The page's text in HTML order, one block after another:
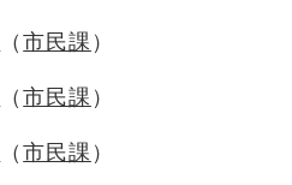
市民課
市民課
市民課